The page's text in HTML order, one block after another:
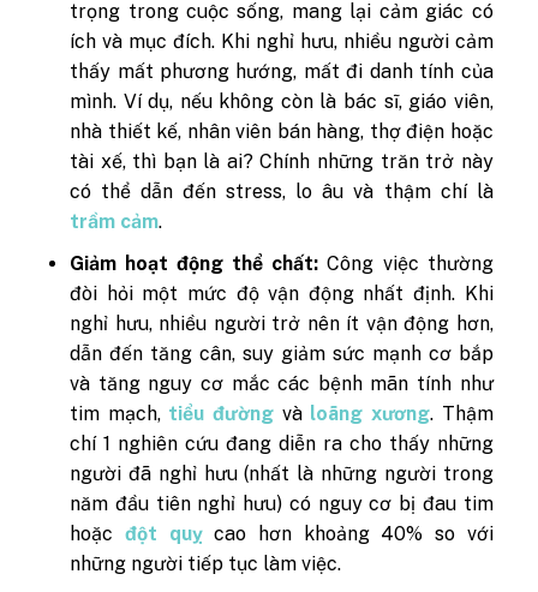
trọng trong cuộc sống, mang lại cảm giác có
ích và mục đích. Khi nghỉ hưu, nhiều người cảm
thấy mất phương hướng, mất đi danh tính của
mình. Ví dụ, nếu không còn là bác sĩ, giáo viên,
nhà thiết kế, nhân viên bán hàng, thợ điện hoặc
tài xế, thì bạn là ai? Chính những trăn trở này
có thể dẫn đến stress, lo âu và thậm chí là
trầm cảm.
Giảm hoạt động thể chất: Công việc thường
đòi hỏi một mức độ vận động nhất định. Khi
nghỉ hưu, nhiều người trở nên ít vận động hơn,
dẫn đến tăng cân, suy giảm sức mạnh cơ bắp
và tăng nguy cơ mắc các bệnh mãn tính như
tim mạch, tiểu đường và loãng xương. Thậm
chí 1 nghiên cứu đang diễn ra cho thấy những
người đã nghỉ hưu (nhất là những người trong
năm đầu tiên nghỉ hưu) có nguy cơ bị đau tim
hoặc đột quỵcao hơn khoảng 40% so với
những người tiếp tục làm việc.